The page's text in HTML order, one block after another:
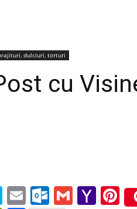
dulciuri, torturi
cu
Skype
Email Gmail